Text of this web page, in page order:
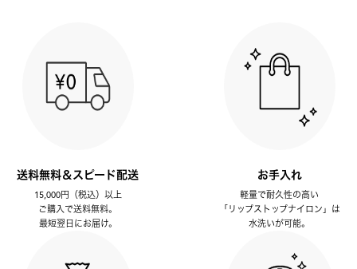
送料無料＆スピード配送
15,000円（税込）以上
ご購入で送料無料。
最短翌日にお届け。
お手入れ
軽量で耐久性の高い
「リップストップナイロン」は
水洗いが可能。